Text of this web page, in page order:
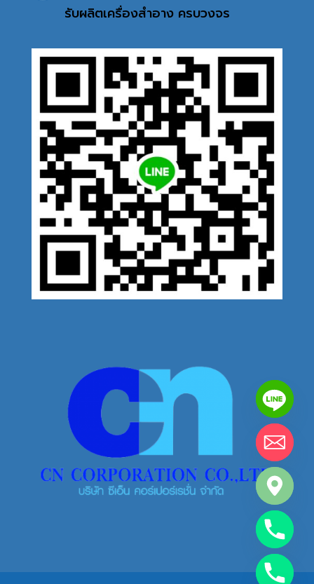
รับผลิตเครื่องสำอาง ครบวงจร
chaty